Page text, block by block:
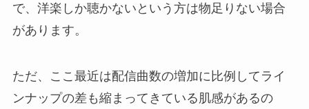
で、洋楽しか聴かないという方は物足りない場合
があります。
ただ、ここ最近は配信曲数の増加に比例してライ
ンナップの差も縮まってきている肌感があるの